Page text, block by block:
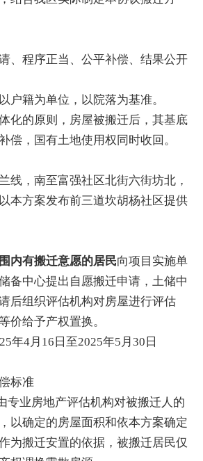
、程序正当、公平补偿、结果公开
户籍为单位，以院落为基准。
化的原则，房屋被搬迁后，其基底
偿，国有土地使用权同时收回。
线，南至富强社区北街六街坊北，
本方案发布前三道坎胡杨社区提供
内有搬迁意愿的居民向项目实施单
备中心提出自愿搬迁申请，土储中
后组织评估机构对房屋进行评估
价给予产权置换。
年4月16日至2025年5月30日
标准
专业房地产评估机构对被搬迁人的
以确定的房屋面积和依本方案确定
为搬迁安置的依据，被搬迁居民仅